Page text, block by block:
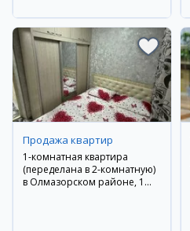
Продажа квартир
1-комнатная квартира
(переделана в 2-комнатную)
в Олмазорском районе, 1